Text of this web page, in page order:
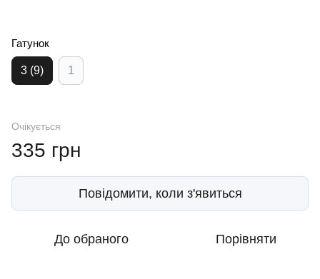
Гатунок
3 (9) 1
Очікується
335 грн
Повідомити, коли з'явиться
До обраного Порівняти